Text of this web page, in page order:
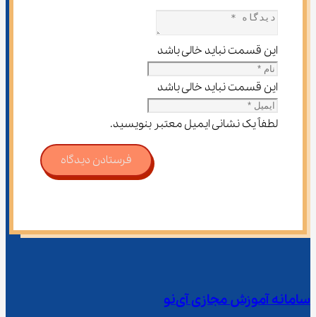
این قسمت نباید خالی باشد
این قسمت نباید خالی باشد
لطفاً یک نشانی ایمیل معتبر بنویسید.
فرستادن دیدگاه
سامانه آموزش مجازی آی‌نو